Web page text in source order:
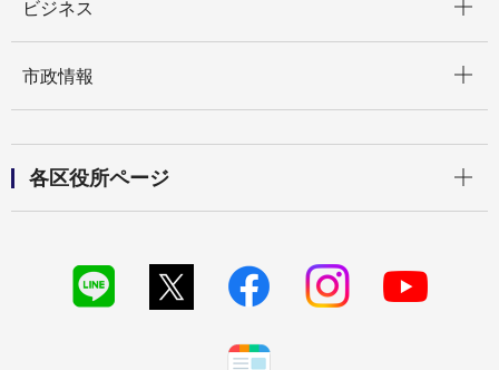
ビジネス
市政情報
各区役所ページ